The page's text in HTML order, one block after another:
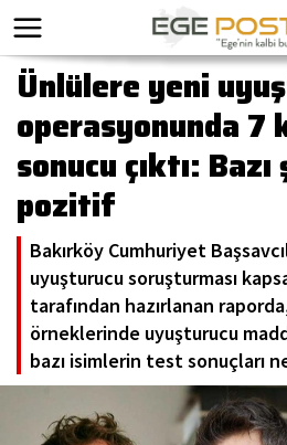
Ünlülere yeni
operasyonunda 7
sonucu çıktı:
pozitif
Bakırköy Cumhuriyet
uyuşturucu soruşturması
tarafından hazırlanan
örneklerinde uyuşturucu
bazı isimlerin test sonuçları